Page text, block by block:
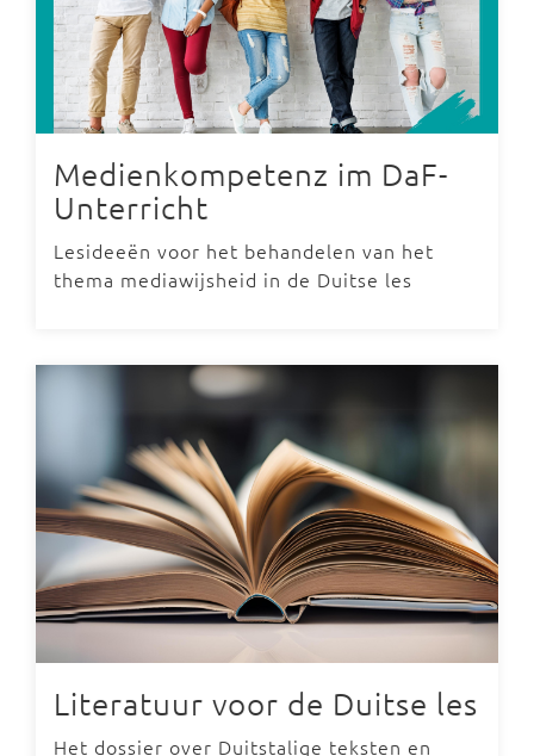
Medienkompetenz im DaF-
Unterricht
Lesideeën voor het behandelen van het
thema mediawijsheid in de Duitse les
Literatuur voor de Duitse les
Het dossier over Duitstalige teksten en